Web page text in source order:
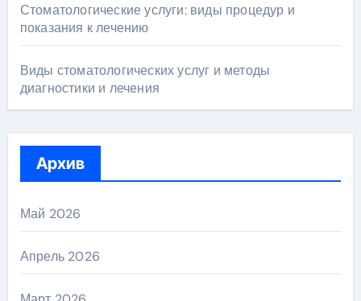
Стоматологические услуги: виды процедур и
показания к лечению
Виды стоматологических услуг и методы
диагностики и лечения
Архив
Май 2026
Апрель 2026